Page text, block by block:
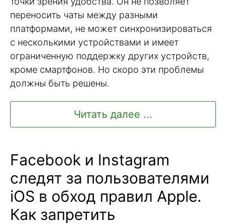
переносить чаты между разными
платформами, не может синхронизироваться
с несколькими устройствами и имеет
ограниченную поддержку других устройств,
кроме смартфонов. Но скоро эти проблемы
должны быть решены.
Читать далее ...
Facebook и Instagram
следят за пользователями
iOS в обход правил Apple.
Как запретить